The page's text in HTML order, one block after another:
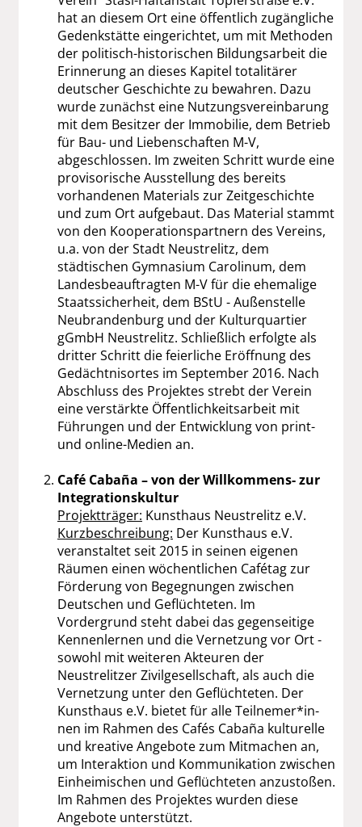
hat an diesem Ort eine öffentlich zugängliche
Gedenkstätte eingerichtet, um mit Methoden
der politisch-historischen Bildungsarbeit die
Erinnerung an dieses Kapitel totalitärer
deutscher Geschichte zu bewahren. Dazu
wurde zunächst eine Nutzungsvereinbarung
mit dem Besitzer der Immobilie, dem Betrieb
für Bau- und Liebenschaften M-V,
abgeschlossen. Im zweiten Schritt wurde eine
provisorische Ausstellung des bereits
vorhandenen Materials zur Zeitgeschichte
und zum Ort aufgebaut. Das Material stammt
von den Kooperationspartnern des Vereins,
u.a. von der Stadt Neustrelitz, dem
städtischen Gymnasium Carolinum, dem
Landesbeauftragten M-V für die ehemalige
Staatssicherheit, dem BStU - Außenstelle
Neubrandenburg und der Kulturquartier
gGmbH Neustrelitz. Schließlich erfolgte als
dritter Schritt die feierliche Eröffnung des
Gedächtnisortes im September 2016. Nach
Abschluss des Projektes strebt der Verein
eine verstärkte Öffentlichkeitsarbeit mit
Führungen und der Entwicklung von print-
und online-Medien an.
Café Cabaña – von der Willkommens- zur
Integrationskultur
Projektträger: Kunsthaus Neustrelitz e.V.
Kurzbeschreibung: Der Kunsthaus e.V.
veranstaltet seit 2015 in seinen eigenen
Räumen einen wöchentlichen Cafétag zur
Förderung von Begegnungen zwischen
Deutschen und Geflüchteten. Im
Vordergrund steht dabei das gegenseitige
Kennenlernen und die Vernetzung vor Ort -
sowohl mit weiteren Akteuren der
Neustrelitzer Zivilgesellschaft, als auch die
Vernetzung unter den Geflüchteten. Der
Kunsthaus e.V. bietet für alle Teilne­mer­*in­
nen im Rahmen des Cafés Cabaña kulturelle
und kreative Angebote zum Mitmachen an,
um Interaktion und Kommunikation zwischen
Einheimischen und Geflüchteten anzustoßen.
Im Rahmen des Projektes wurden diese
Angebote unterstützt.